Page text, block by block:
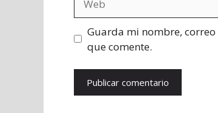
Guarda mi nombre,
que comente.